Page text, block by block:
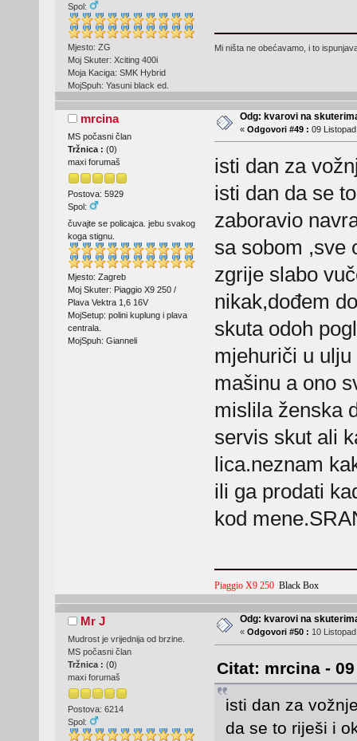
Spol:
Mjesto: ZG
Moj Skuter: Xciting 400i
Moja Kaciga: SMK Hybrid
MojSpuh: Yasuni black ed.
Mi ništa ne obećavamo, i to
mrcina
MS počasni član
Tržnica : (0)
maxi forumaš
Postova: 5929
Spol:
čuvajte se policajca. jebu svakog
koga stignu.
Mjesto: Zagreb
Moj Skuter: Piaggio X9 250 /
Plava Vektra 1,6 16V
MojSetup: polini kuplung i plava
centrala.
MojSpuh: Gianneli
Odg: kvarovi na
« Odgovori #49 : 09
isti dan za
isti dan da se
zaboravio
sa sobom ,sve
zgrije slabo
nikak,dođem
skuta odoh
mjehuriči u
mašinu a ono
mislila ženska
servis skut ali
lica.neznam
ili ga prodati
kod
Piaggio X9 250 Black Box
Mr J
Mudrost je vrijednija od brzine.
MS počasni član
Tržnica : (0)
maxi forumaš
Postova: 6214
Spol:
Odg: kvarovi na
« Odgovori #50 : 10
Citat: mrcina -
isti dan za
da se to riješi i